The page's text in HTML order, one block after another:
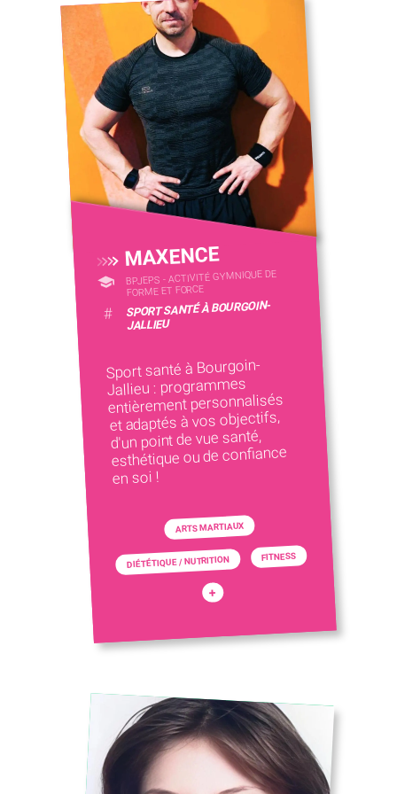
MAXENCE
BPJEPS - ACTIVITÉ GYMNIQUE DE
FORME ET FORCE
# SPORT SANTÉ À BOURGOIN-
JALLIEU
Sport santé à Bourgoin-
Jallieu : programmes
entièrement personnalisés
et adaptés à vos objectifs,
d'un point de vue santé,
esthétique ou de confiance
en soi !
ARTS MARTIAUX
DIÉTÉTIQUE / NUTRITION FITNESS
+